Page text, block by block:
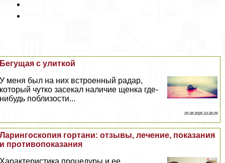
Бегущая с улиткой
У меня был на них встроенный радар,
который чутко засекал наличие щенка где-
нибудь поблизости...
05 08 2026 23:39:29
Ларингоскопия гортани: отзывы, лечение, показания
и противопоказания